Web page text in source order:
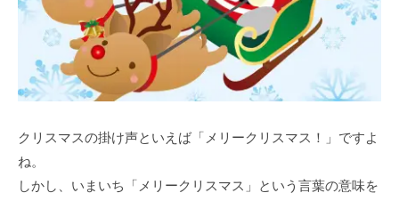
クリスマスの掛け声といえば「メリークリスマス！」ですよ
ね。
しかし、いまいち「メリークリスマス」という言葉の意味を